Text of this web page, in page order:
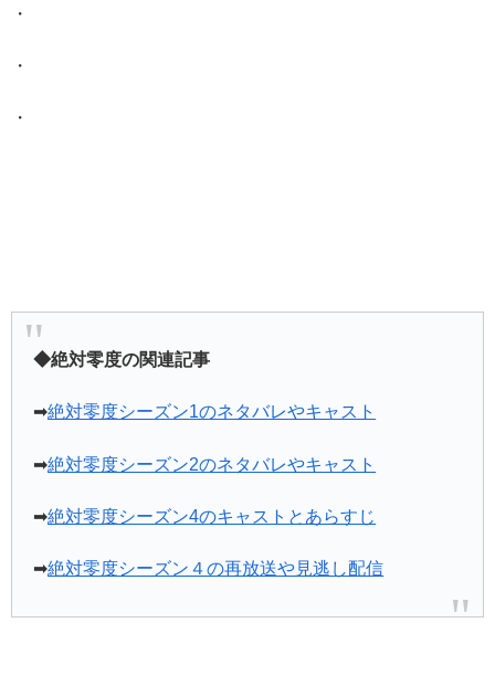
・
・
・
◆絶対零度の関連記事
➡絶対零度シーズン1のネタバレやキャスト
➡絶対零度シーズン2のネタバレやキャスト
➡絶対零度シーズン4のキャストとあらすじ
➡絶対零度シーズン４の再放送や見逃し配信